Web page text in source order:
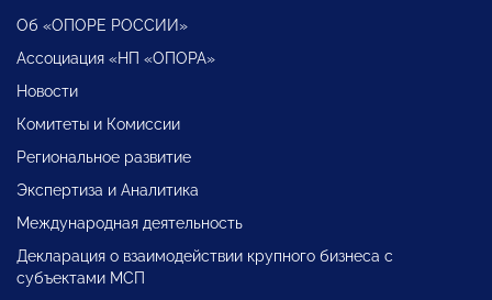
Об «ОПОРЕ РОССИИ»
Ассоциация «НП «ОПОРА»
Новости
Комитеты и Комиссии
Региональное развитие
Экспертиза и Аналитика
Международная деятельность
Декларация о взаимодействии крупного бизнеса с
субъектами МСП